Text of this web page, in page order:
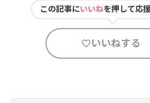
この記事にいいねを押して応
いいねする